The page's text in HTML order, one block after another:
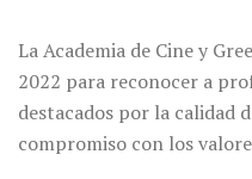
La Academia de Cine y
2022 para reconocer a
destacados por la calidad
compromiso con los